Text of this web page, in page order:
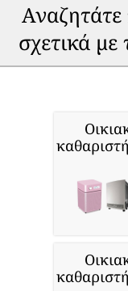
Αναζητάτε
σχετικά